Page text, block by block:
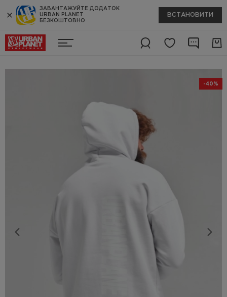
ЗАВАНТАЖУЙТЕ ДОДАТОК
URBAN PLANET
БЕЗКОШТОВНО
ВСТАНОВИТИ
-40%